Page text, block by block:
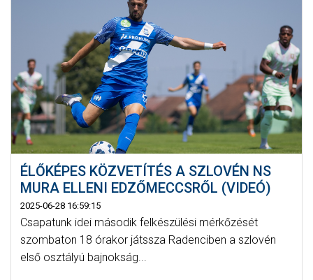
ÉLŐKÉPES KÖZVETÍTÉS A SZLOVÉN NS
MURA ELLENI EDZŐMECCSRŐL (VIDEÓ)
2025-06-28 16:59:15
Csapatunk idei második felkészülési mérkőzését
szombaton 18 órakor játssza Radenciben a szlovén
első osztályú bajnokság...